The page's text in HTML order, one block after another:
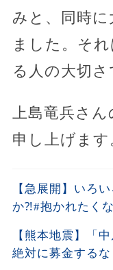
みと、同時
ました。そ
る人の大切さ
上島竜兵さ
申し上げます
【急展開】いろ
か⁈#抱かれたく
【熊本地震】「
絶対に募金するな